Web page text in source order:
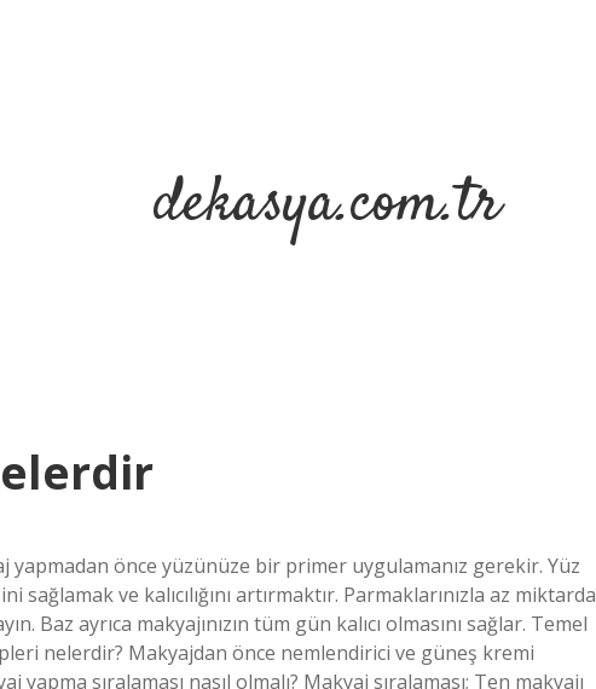
dekasya.com.tr
yapmadan önce yüzünüze bir primer uygulamanız gerekir. Yüz
ve kalıcılığını artırmaktır. Parmaklarınızla az miktarda
Baz ayrıca makyajınızın tüm gün kalıcı olmasını sağlar. Temel
nelerdir? Makyajdan önce nemlendirici ve güneş kremi
sıralaması nasıl olmalı? Makyaj sıralaması; Ten makyajı